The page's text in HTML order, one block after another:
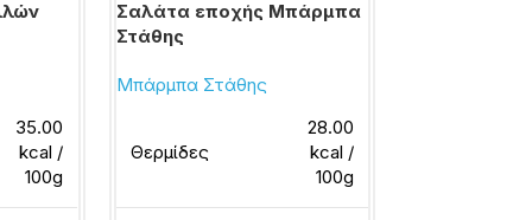
35.00
kcal /
100g
Σαλάτα εποχής Μπάρμπα
Στάθης
Μπάρμπα Στάθης
Θερμίδες
28.00
kcal /
100g